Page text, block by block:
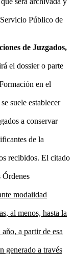
Público de
de Juzgados,
el dossier o parte
en el
suele establecer
a conservar
de la
recibidos. El citado
Órdenes
modaiidad
al menos, hasta la
a partir de esa
generado a través